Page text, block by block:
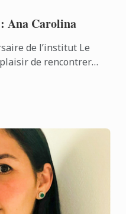
Ana Carolina
de l’institut Le
de rencontrer